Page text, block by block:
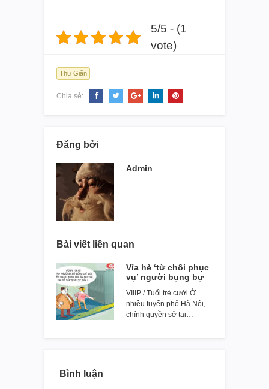
5/5 - (1
vote)
Thư Giãn
Chia sẻ:
Đăng bởi
Admin
Bài viết liên quan
Vỉa hè ‘từ chối phục
vụ’ người bụng bự
VIIIP / Tuổi trẻ cười Ở
nhiều tuyến phố Hà Nội,
chính quyền sở tại…
Bình luận